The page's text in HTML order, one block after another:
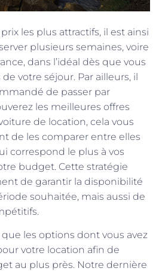
les plus attractifs, il est ainsi
plusieurs semaines, voire
dans l’idéal dès que vous
votre séjour. Par ailleurs, il
de passer par
les meilleures offres
de location, cela vous
de les comparer entre elles
correspond le plus à vos
budget. Cette stratégie
de garantir la disponibilité
souhaitée, mais aussi de
les options dont vous avez
votre location afin de
au plus près. Notre dernière